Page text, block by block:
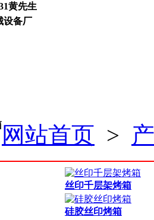
黄先生
设备厂
网站首页 >
丝印千层架烤箱
硅胶丝印烤箱